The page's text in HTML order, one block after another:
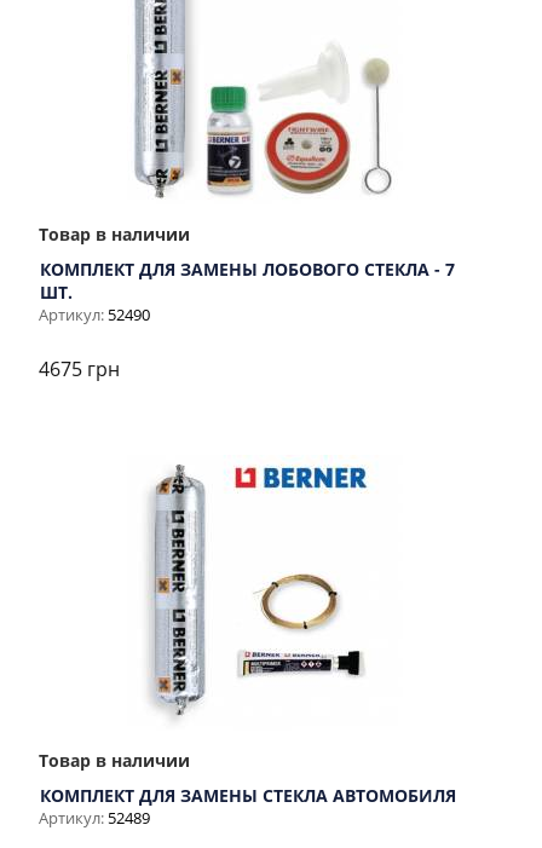
Товар в наличии
КОМПЛЕКТ ДЛЯ ЗАМЕНЫ ЛОБОВОГО СТЕКЛА - 7
ШТ.
Артикул: 52490
4675 грн
Товар в наличии
КОМПЛЕКТ ДЛЯ ЗАМЕНЫ СТЕКЛА АВТОМОБИЛЯ
Артикул: 52489